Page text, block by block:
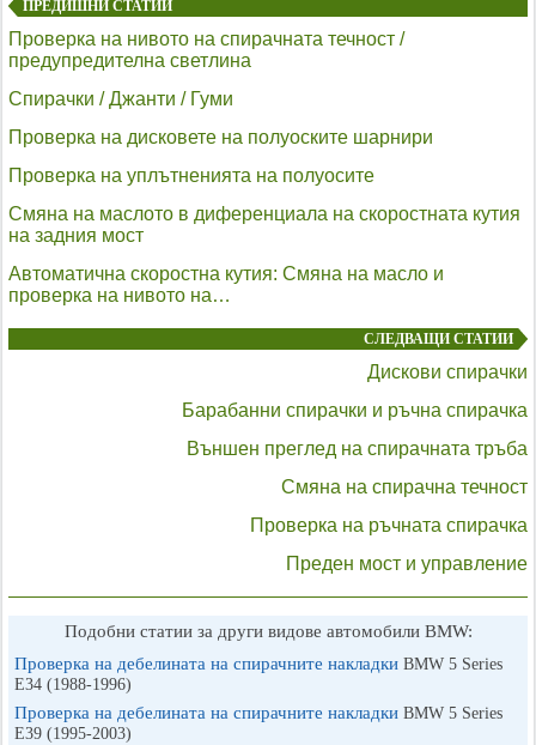
ПРЕДИШНИ СТАТИИ
Проверка на нивото на спирачната течност /
предупредителна светлина
Спирачки / Джанти / Гуми
Проверка на дисковете на полуоските шарнири
Проверка на уплътненията на полуосите
Смяна на маслото в диференциала на скоростната кутия
на задния мост
Автоматична скоростна кутия: Смяна на масло и
проверка на нивото на…
СЛЕДВАЩИ СТАТИИ
Дискови спирачки
Барабанни спирачки и ръчна спирачка
Външен преглед на спирачната тръба
Смяна на спирачна течност
Проверка на ръчната спирачка
Преден мост и управление
Подобни статии за други видове автомобили BMW:
Проверка на дебелината на спирачните накладки BMW 5 Series
E34 (1988-1996)
Проверка на дебелината на спирачните накладки BMW 5 Series
E39 (1995-2003)